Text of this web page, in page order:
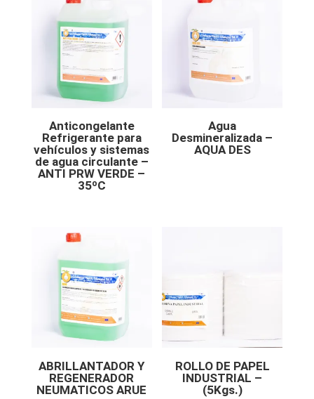
Anticongelante
Refrigerante para
vehículos y sistemas
de agua circulante –
ANTI PRW VERDE –
35ºC
Agua
Desmineralizada –
AQUA DES
ABRILLANTADOR Y
REGENERADOR
NEUMATICOS ARUE
ROLLO DE PAPEL
INDUSTRIAL –
(5Kgs.)